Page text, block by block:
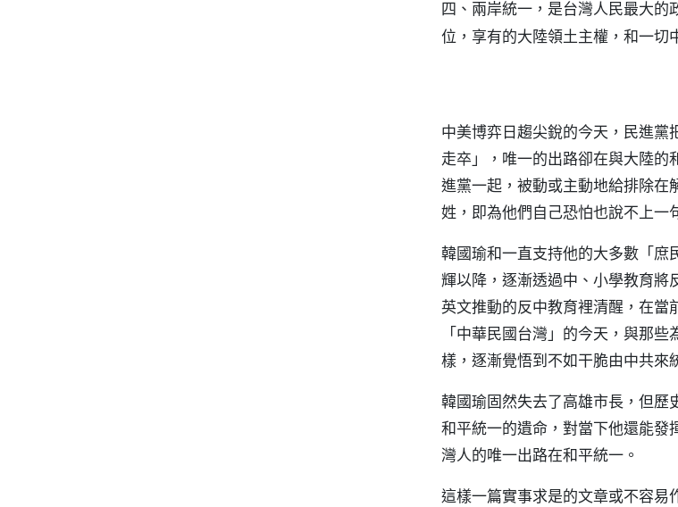
四、兩岸統一，是台灣人民最大
位，享有的大陸領土主權，和一切
中美博弈日趨尖銳的今天，民進
走卒」，唯一的出路卻在與大陸
進黨一起，被動或主動地給排除在
姓，即為他們自己恐怕也說不上一
韓國瑜和一直支持他的大多數「庶
輝以降，逐漸透過中、小學教育將
英文推動的反中教育裡清醒，在當
「中華民國台灣」的今天，與那
樣，逐漸覺悟到不如干脆由中共來
韓國瑜固然失去了高雄市長，但歷
和平統一的遺命，對當下他還能發
灣人的唯一出路在和平統一。
這樣一篇實事求是的文章或不容易